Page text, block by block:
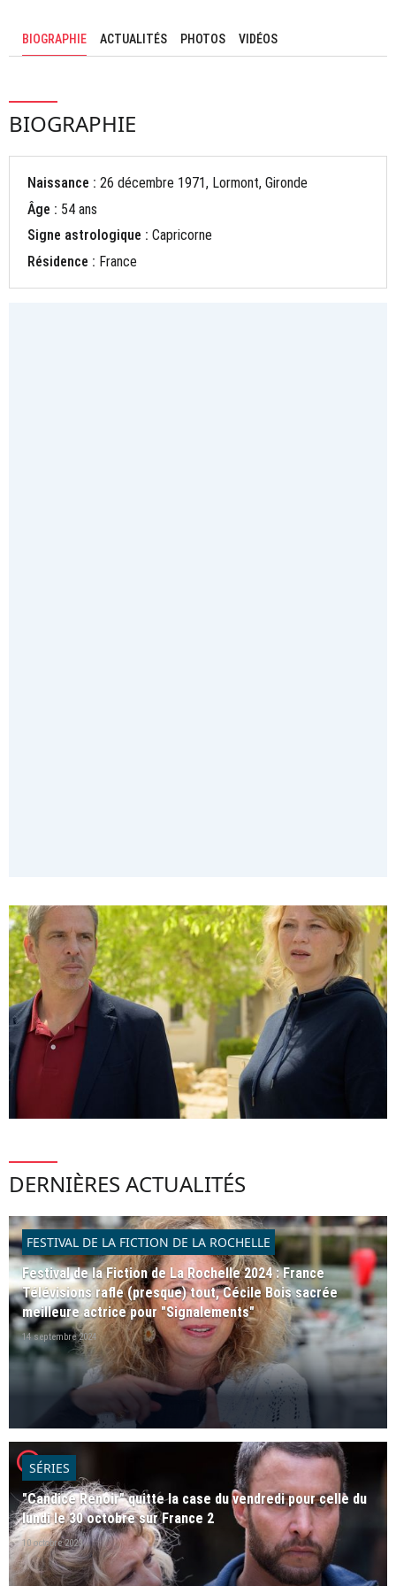
BIOGRAPHIE ACTUALITÉS PHOTOS VIDÉOS
BIOGRAPHIE
Naissance :26 décembre 1971, Lormont, Gironde
Âge : 54 ans
Signe astrologique :Capricorne
Résidence : France
DERNIÈRES ACTUALITÉS
FESTIVAL DE LA FICTION DE LA ROCHELLE
Festival de la Fiction de La Rochelle 2024 : France
Télévisions rafle (presque) tout, Cécile Bois sacrée
meilleure actrice pour "Signalements"
14 septembre 2024
player2SÉRIES
"Candice Renoir" quitte la case du vendredi pour celle du
lundi le 30 octobre sur France 2
10 octobre 2023